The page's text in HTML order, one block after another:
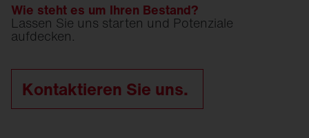
Wie steht es um Ihren Bestand?
Lassen Sie uns starten und Potenziale
aufdecken.
Kontaktieren Sie uns.